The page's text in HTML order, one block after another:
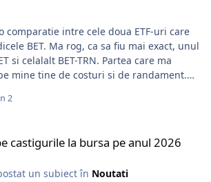
comparatie intre cele doua ETF-uri care
BET. Ma rog, ca sa fiu mai exact, unul
si celalalt BET-TRN. Partea care ma
mine tine de costuri si de randament.
scutit de plata impozitului pe dividendele
dividendelor. Concret, cu cat
portofoliului care vine din
2
castigurile la bursa pe anul 2026
un subiect în Noutati